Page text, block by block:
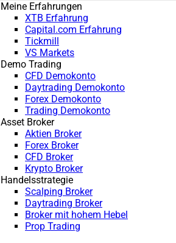
Meine Erfahrungen
XTB Erfahrung
Capital.com Erfahrung
Tickmill
VS Markets
Demo Trading
CFD Demokonto
Daytrading Demokonto
Forex Demokonto
Trading Demokonto
Asset Broker
Aktien Broker
Forex Broker
CFD Broker
Krypto Broker
Handelsstrategie
Scalping Broker
Daytrading Broker
Broker mit hohem Hebel
Prop Trading